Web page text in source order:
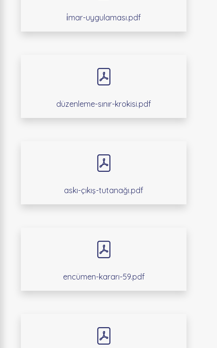
i̇mar-uygulaması.pdf
düzenleme-sınır-krokisi.pdf
askı-çıkış-tutanağı.pdf
encümen-kararı-59.pdf